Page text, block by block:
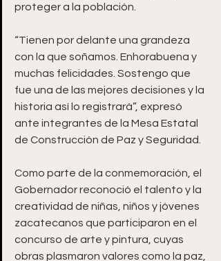
proteger a la población.
“Tienen por delante una grandeza
con la que soñamos. Enhorabuena y
muchas felicidades. Sostengo que
fue una de las mejores decisiones y la
historia así lo registrará”, expresó
ante integrantes de la Mesa Estatal
de Construcción de Paz y Seguridad.
Como parte de la conmemoración, el
Gobernador reconoció el talento y la
creatividad de niñas, niños y jóvenes
zacatecanos que participaron en el
concurso de arte y pintura, cuyas
obras plasmaron valores como la paz,